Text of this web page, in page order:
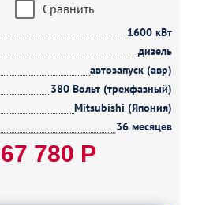
Сравнить
1600 кВт
дизель
автозапуск (авр)
380 Вольт (трехфазный)
Mitsubishi (Япония)
36 месяцев
780 Р